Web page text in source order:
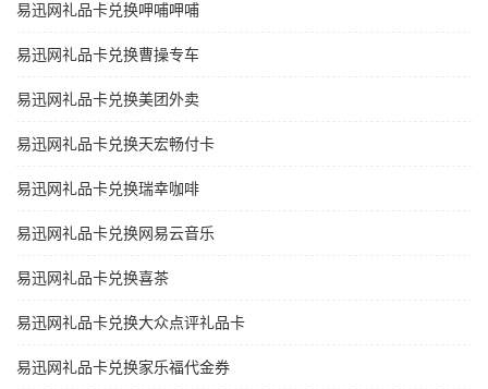
易迅网礼品卡兑换呷哺呷哺
易迅网礼品卡兑换曹操专车
易迅网礼品卡兑换美团外卖
易迅网礼品卡兑换天宏畅付卡
易迅网礼品卡兑换瑞幸咖啡
易迅网礼品卡兑换网易云音乐
易迅网礼品卡兑换喜茶
易迅网礼品卡兑换大众点评礼品卡
易迅网礼品卡兑换家乐福代金券